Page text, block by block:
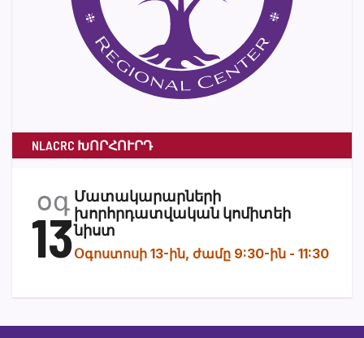
NLACRC ԽՈՐՀՈՒՐԴ
օգ
13
Մատակարարների
խորհրդատվական կոմիտեի
նիստ
Օգոստոսի 13-ին, ժամը 9:30-ին - 11:30